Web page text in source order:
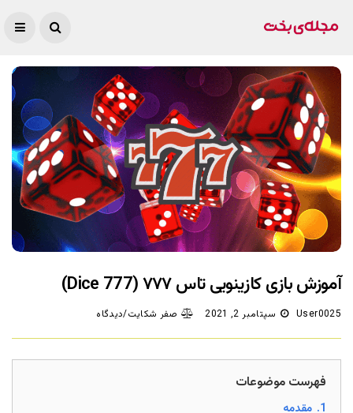
آموزش بازی کازینویی تاس ۷۷۷ (Dice 777)
User0025 سپتامبر 2, 2021 صفر شکایت/دیدگاه
فهرست موضوعات
1. مقدمه